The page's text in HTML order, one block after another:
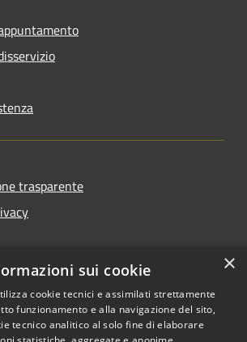
trasparente
accessibilità
×
sui cookie
cookie tecnici e assimilati strettamente
funzionamento e alla navigazione del sito,
tecnico analitico al solo fine di elaborare